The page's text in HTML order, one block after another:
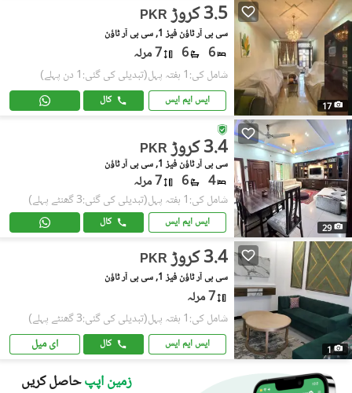
17
PKR 3.5 کروڑ
سی بی آر ٹاؤن فیز 1, سی بی آر ٹاؤن
6
6 7 مرلہ
شامل کی:1 ہفتہ پہل (تبدیلی کی گئی:1 دن پہلے)
ایس ایم ایس کال
29
PKR 3.4 کروڑ
سی بی آر ٹاؤن فیز 1, سی بی آر ٹاؤن
4
6 7 مرلہ
شامل کی:1 ہفتہ پہل (تبدیلی کی گئی:3 گھنٹے پہلے)
ایس ایم ایس کال
1
PKR 3.4 کروڑ
سی بی آر ٹاؤن فیز 1, سی بی آر ٹاؤن
7 مرلہ
شامل کی:1 ہفتہ پہل (تبدیلی کی گئی:3 گھنٹے پہلے)
ایس ایم ایس کال ای میل
زمین اپپحاصل کریں